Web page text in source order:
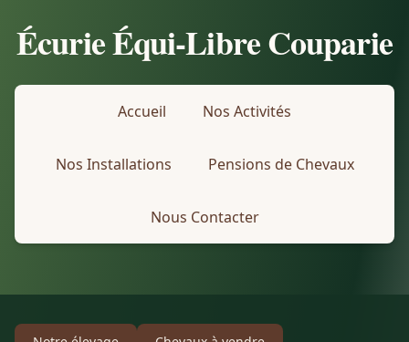
Écurie Équi-Libre Couparie
Accueil Nos Activités
Nos Installations Pensions de Chevaux
Nous Contacter